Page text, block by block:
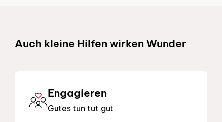
Auch kleine Hilfen wirken Wunder
Engagieren
Gutes tun tut gut